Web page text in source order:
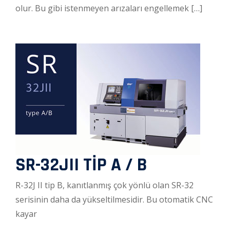
olur. Bu gibi istenmeyen arızaları engellemek […]
SR-32JII TİP A / B
R-32J II tip B, kanıtlanmış çok yönlü olan SR-32
serisinin daha da yükseltilmesidir. Bu otomatik CNC
kayar